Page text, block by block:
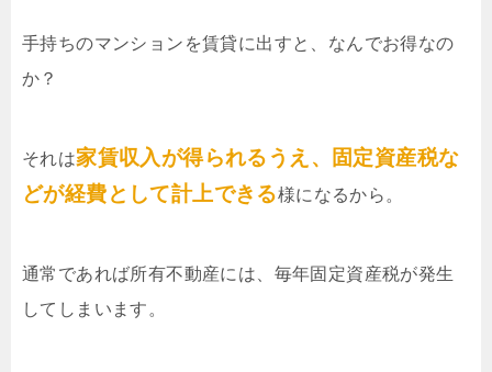
手持ちのマンションを賃貸に出すと、なんでお得なの
か？
それは家賃収入が得られるうえ、固定資産税な
どが経費として計上できる様になるから。
通常であれば所有不動産には、毎年固定資産税が発生
してしまいます。